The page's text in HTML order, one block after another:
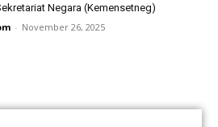
Negara (Kemensetneg)
- November 26, 2025